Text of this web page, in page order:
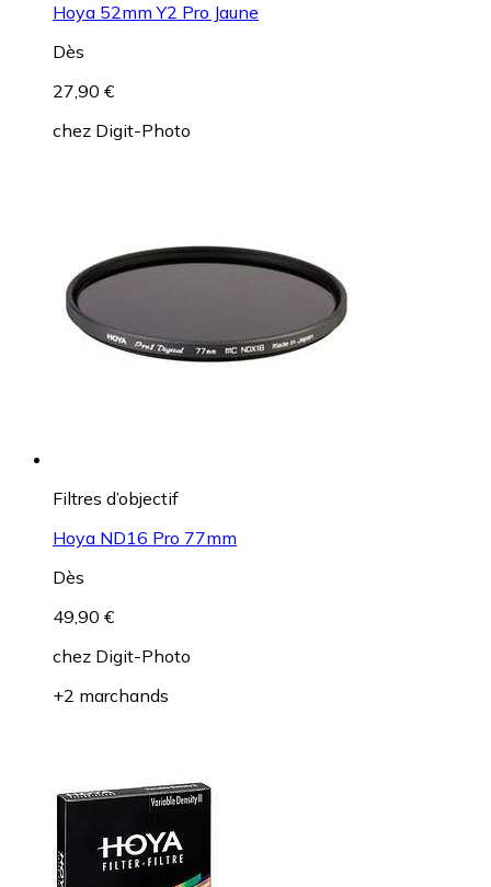
Hoya 52mm Y2 Pro Jaune
Dès
27,90 €
chez Digit-Photo
Filtres d’objectif
Hoya ND16 Pro 77mm
Dès
49,90 €
chez Digit-Photo
+2 marchands